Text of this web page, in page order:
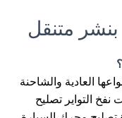
متنقل
العادية والشاحنة
نفخ التواير تصليح